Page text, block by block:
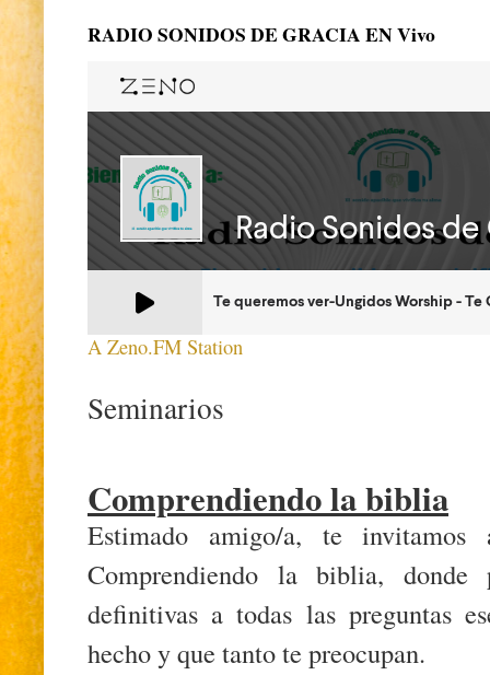
RADIO SONIDOS DE GRACIA EN Vivo
A Zeno.FM Station
Seminarios
Comprendiendo la biblia
Estimado amigo/a, te
Comprendiendo la biblia, donde
definitivas a todas las preguntas
hecho y que tanto te preocupan.